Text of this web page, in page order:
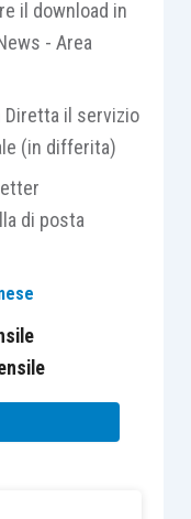
assimilati
esclude l’obbligo
sempreché il
richiesto
è comunque
emissione della
(
il download in
- Area
Diretta il servizio
(in differita)
di posta